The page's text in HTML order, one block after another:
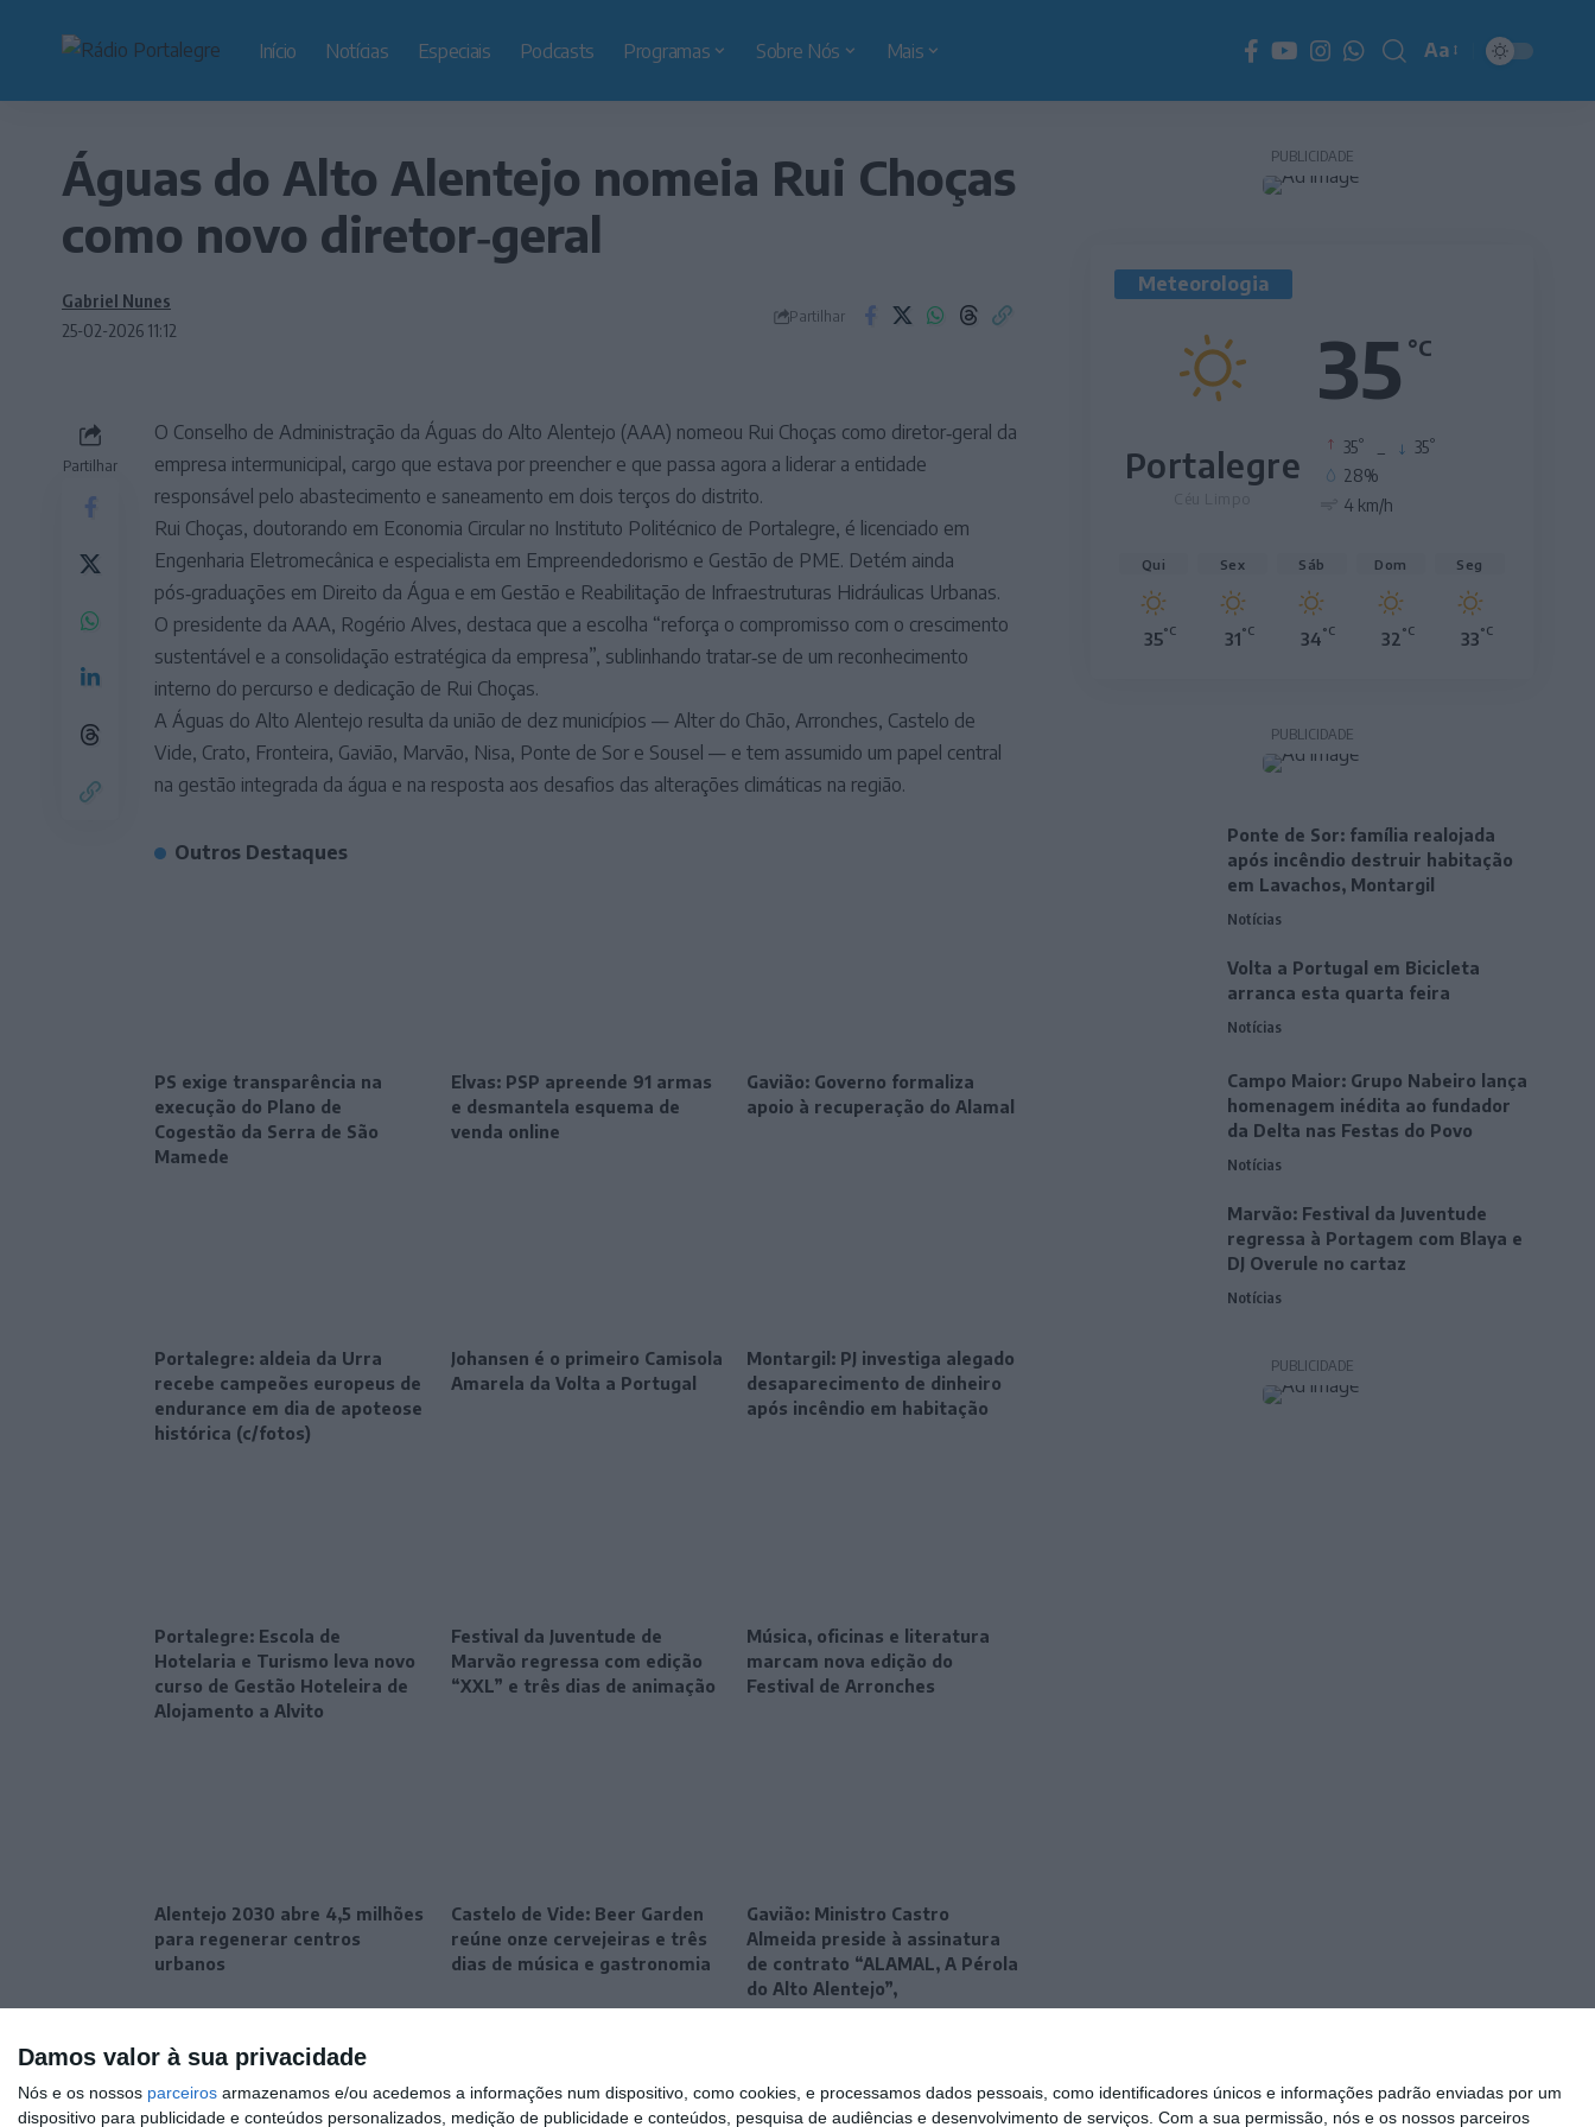
Damos valor à sua privacidade
Nós e os nossos parceiros armazenamos e/ou acedemos a informações num dispositivo, como cookies, e processamos dados pessoais, como identificadores únicos e informações padrão enviadas por um
dispositivo para publicidade e conteúdos personalizados, medição de publicidade e conteúdos, pesquisa de audiências e desenvolvimento de serviços. Com a sua permissão, nós e os nossos parceiros
Início Notícias Especiais Podcasts Programas Sobre Nós Mais
Redimensionador
de
Aa
Águas do Alto Alentejo nomeia Rui Choças
como novo diretor‑geral
25-02-2026 11:12
Gabriel Nunes
Partilhar
Partilhar
O Conselho de Administração da Águas do Alto Alentejo (AAA) nomeou Rui Choças como diretor‑geral da
empresa intermunicipal, cargo que estava por preencher e que passa agora a liderar a entidade
responsável pelo abastecimento e saneamento em dois terços do distrito.
Rui Choças, doutorando em Economia Circular no Instituto Politécnico de Portalegre, é licenciado em
Engenharia Eletromecânica e especialista em Empreendedorismo e Gestão de PME. Detém ainda
pós‑graduações em Direito da Água e em Gestão e Reabilitação de Infraestruturas Hidráulicas Urbanas.
O presidente da AAA, Rogério Alves, destaca que a escolha “reforça o compromisso com o crescimento
sustentável e a consolidação estratégica da empresa”, sublinhando tratar‑se de um reconhecimento
interno do percurso e dedicação de Rui Choças.
A Águas do Alto Alentejo resulta da união de dez municípios — Alter do Chão, Arronches, Castelo de
Vide, Crato, Fronteira, Gavião, Marvão, Nisa, Ponte de Sor e Sousel — e tem assumido um papel central
na gestão integrada da água e na resposta aos desafios das alterações climáticas na região.
Outros Destaques
PS exige transparência na
execução do Plano de
Cogestão da Serra de São
Mamede
Elvas: PSP apreende 91 armas
e desmantela esquema de
venda online
Gavião: Governo formaliza
apoio à recuperação do Alamal
Portalegre: aldeia da Urra
recebe campeões europeus de
endurance em dia de apoteose
histórica (c/fotos)
Johansen é o primeiro Camisola
Amarela da Volta a Portugal
Montargil: PJ investiga alegado
desaparecimento de dinheiro
após incêndio em habitação
Portalegre: Escola de
Hotelaria e Turismo leva novo
curso de Gestão Hoteleira de
Alojamento a Alvito
Festival da Juventude de
Marvão regressa com edição
“XXL” e três dias de animação
Música, oficinas e literatura
marcam nova edição do
Festival de Arronches
Alentejo 2030 abre 4,5 milhões
para regenerar centros
urbanos
Castelo de Vide: Beer Garden
reúne onze cervejeiras e três
dias de música e gastronomia
Gavião: Ministro Castro
Almeida preside à assinatura
de contrato “ALAMAL, A Pérola
do Alto Alentejo”,
PUBLICIDADE
Meteorologia
35 °C
Portalegre 35° 35°
28%
4 km/h
Qui
35°C
Sex
31°C
Sáb
34°C
Dom
32°C
Seg
33°C
PUBLICIDADE
Ponte de Sor: família realojada
após incêndio destruir habitação
em Lavachos, Montargil
Notícias
Volta a Portugal em Bicicleta
arranca esta quarta feira
Notícias
Campo Maior: Grupo Nabeiro lança
homenagem inédita ao fundador
da Delta nas Festas do Povo
Notícias
Marvão: Festival da Juventude
regressa à Portagem com Blaya e
DJ Overule no cartaz
Notícias
PUBLICIDADE